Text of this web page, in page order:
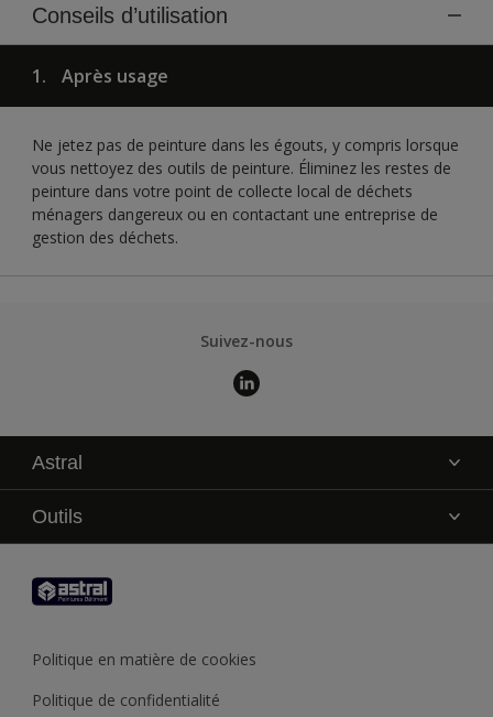
Conseils d’utilisation
1. Après usage
Ne jetez pas de peinture dans les égouts, y compris lorsque
vous nettoyez des outils de peinture. Éliminez les restes de
peinture dans votre point de collecte local de déchets
ménagers dangereux ou en contactant une entreprise de
gestion des déchets.
Suivez-nous
Astral
La marque
Service technique
Contact
Trouver un point de vente
Recycler son pot de peinture
Outils
Politique en matière de cookies
Politique de confidentialité